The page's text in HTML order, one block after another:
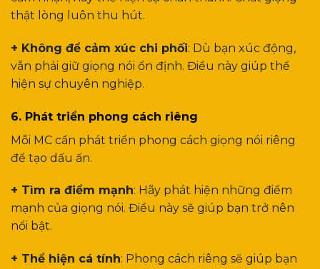
thật lòng luôn thu hút.
+ Không để cảm xúc chi phối: Dù bạn xúc động,
vẫn phải giữ giọng nói ổn định. Điều này giúp thể
hiện sự chuyên nghiệp.
6. Phát triển phong cách riêng
Mỗi MC cần phát triển phong cách giọng nói riêng
để tạo dấu ấn.
+ Tìm ra điểm mạnh: Hãy phát hiện những điểm
mạnh của giọng nói. Điều này sẽ giúp bạn trở nên
nổi bật.
+ Thể hiện cá tính: Phong cách riêng sẽ giúp bạn